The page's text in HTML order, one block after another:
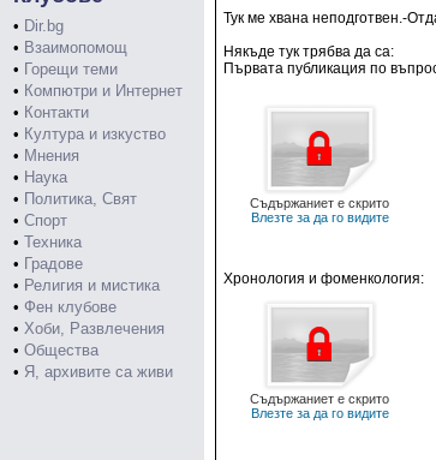
• Dir.bg
• Взаимопомощ
• Горещи теми
• Компютри и Интернет
• Контакти
• Култура и изкуство
• Мнения
• Наука
• Политика, Свят
• Спорт
• Техника
• Градове
• Религия и мистика
• Фен клубове
• Хоби, Развлечения
• Общества
• Я, архивите са живи
Тук ме хвана неподготвен.-
Някъде тук трябва да са:
Първата публикация по
Съдържаниет е скрито
Влезте за да го видите
Хронология и фоменкология:
Съдържаниет е скрито
Влезте за да го видите